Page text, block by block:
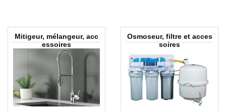
Mitigeur, mélangeur, acc
essoires
Osmoseur, filtre et acces
soires